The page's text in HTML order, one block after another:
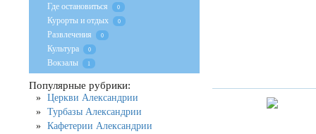
Где остановиться 0
Курорты и отдых 0
Развлечения 0
Культура 0
Вокзалы 1
Популярные рубрики:
Церкви Александрии
Турбазы Александрии
Кафетерии Александрии